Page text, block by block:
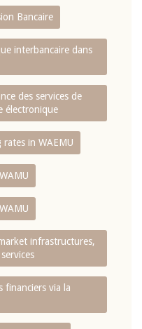
Bancaire
interbancaire dans
des services de
électronique
in WAEMU
infrastructures,
financiers via la